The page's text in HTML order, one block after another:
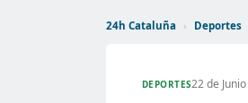
24h Cataluña › Deportes
DEPORTES22 de